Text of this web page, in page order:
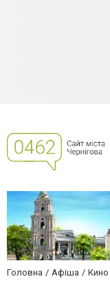
Головна Афіша Кино